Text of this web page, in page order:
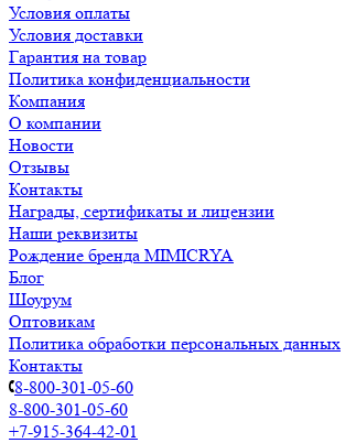
Условия оплаты
Условия доставки
Гарантия на товар
Политика конфиденциальности
Компания
О компании
Новости
Отзывы
Контакты
Награды, сертификаты и лицензии
Наши реквизиты
Рождение бренда MIMICRYA
Блог
Шоурум
Оптовикам
Политика обработки персональных данных
Контакты
8-800-301-05-60
8-800-301-05-60
+7-915-364-42-01